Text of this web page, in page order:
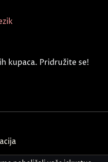
kupaca. Pridružite se!